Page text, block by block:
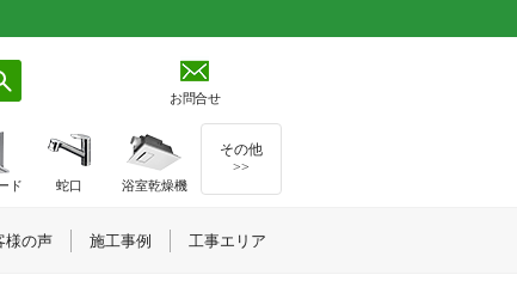
お問合せ
ド 蛇口 浴室乾燥機
その他
>>
様の声 施工事例 工事エリア